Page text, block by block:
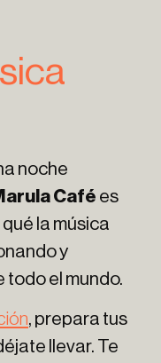
noche
Café es
la música
y
el mundo.
, prepara tus
llevar. Te